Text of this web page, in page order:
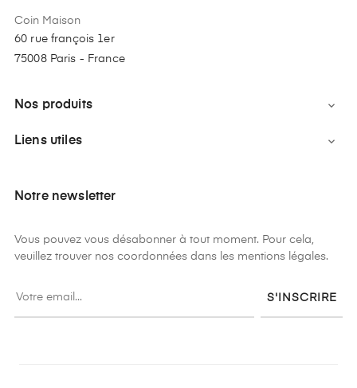
Coin Maison
60 rue françois 1er
75008 Paris - France
Nos produits 
Liens utiles 
Notre newsletter
Vous pouvez vous désabonner à tout moment. Pour cela,
veuillez trouver nos coordonnées dans les mentions légales.
S'INSCRIRE